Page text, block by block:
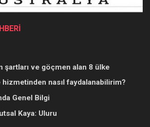
şartları ve göçmen alan 8 ülke
nasıl faydalanabilirim?
Genel Bilgi
Kaya: Uluru